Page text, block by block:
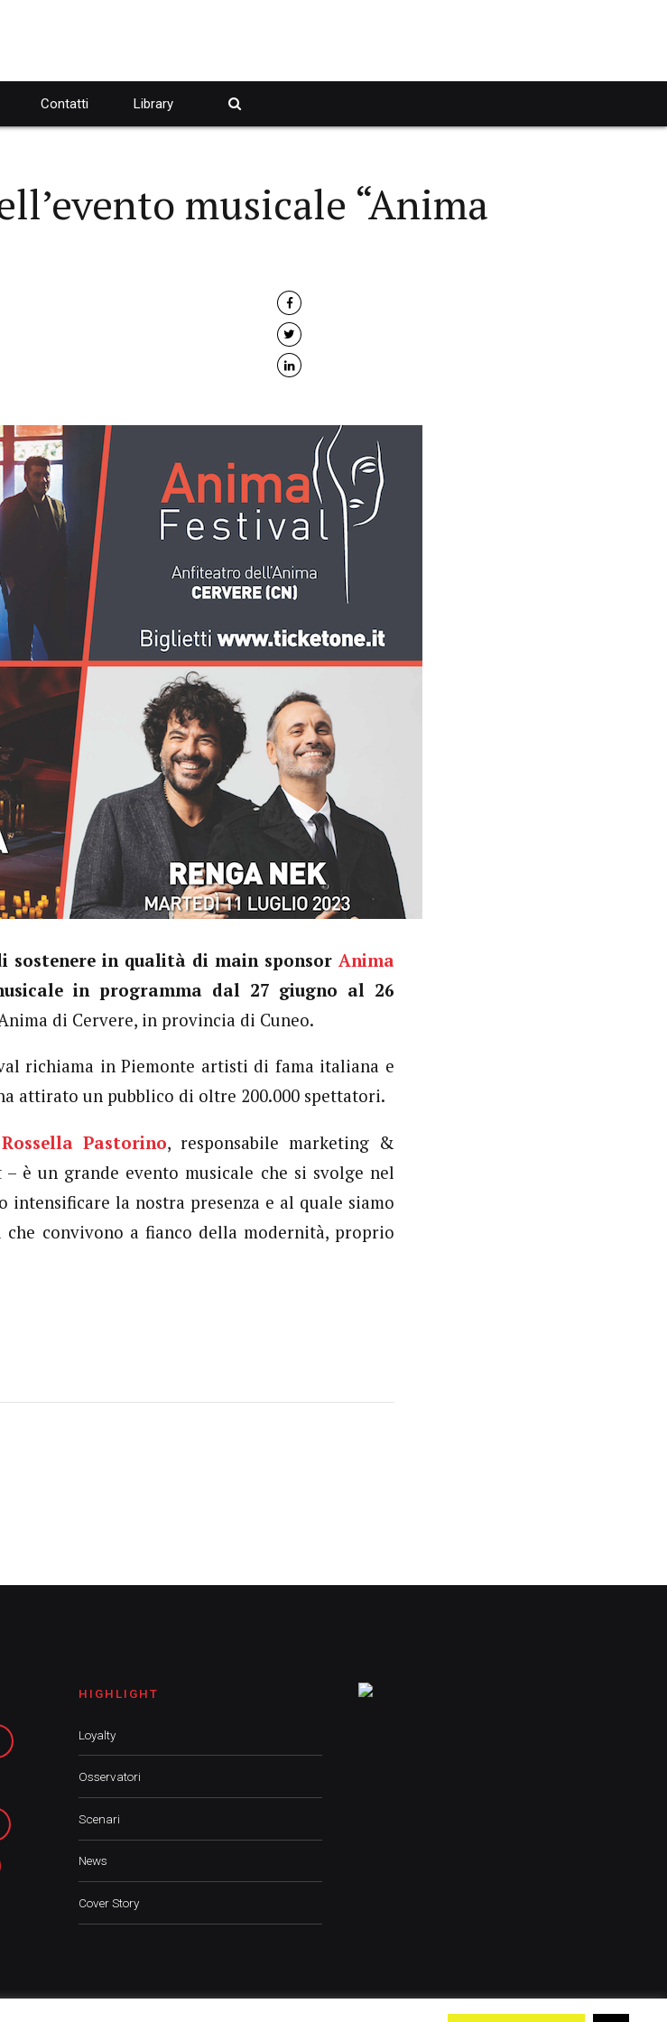
Contatti Library
musicale “Anima
sostenere in qualità di main sponsor Anima
in programma dal 27 giugno al 26
di Cervere, in provincia di Cuneo.
richiama in Piemonte artisti di fama italiana e
attirato un pubblico di oltre 200.000 spettatori.
Rossella Pastorino, responsabile marketing &
è un grande evento musicale che si svolge nel
la nostra presenza e al quale siamo
convivono a fianco della modernità, proprio
HIGHLIGHT
Loyalty
Osservatori
Scenari
News
Cover Story